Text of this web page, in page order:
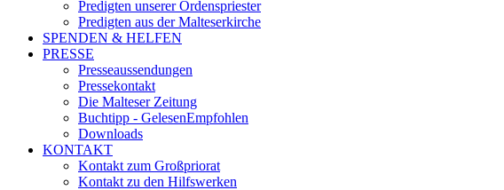
Predigten unserer Ordenspriester
Predigten aus der Malteserkirche
SPENDEN & HELFEN
PRESSE
Presseaussendungen
Pressekontakt
Die Malteser Zeitung
Buchtipp - GelesenEmpfohlen
Downloads
KONTAKT
Kontakt zum Großpriorat
Kontakt zu den Hilfswerken